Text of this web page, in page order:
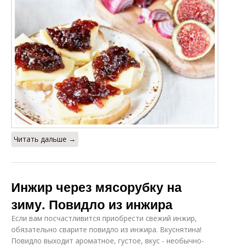
Читать дальше →
Инжир через мясорубку на
зиму. Повидло из инжира
Если вам посчастливится приобрести свежий инжир,
обязательно сварите повидло из инжира. Вкуснятина!
Повидло выходит ароматное, густое, вкус - необычно-